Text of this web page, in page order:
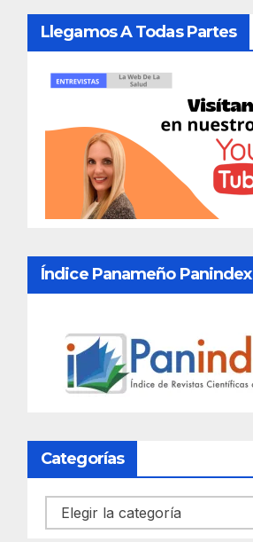
Llegamos A Todas Partes
Índice Panameño Panindex
Categorías
Categorías